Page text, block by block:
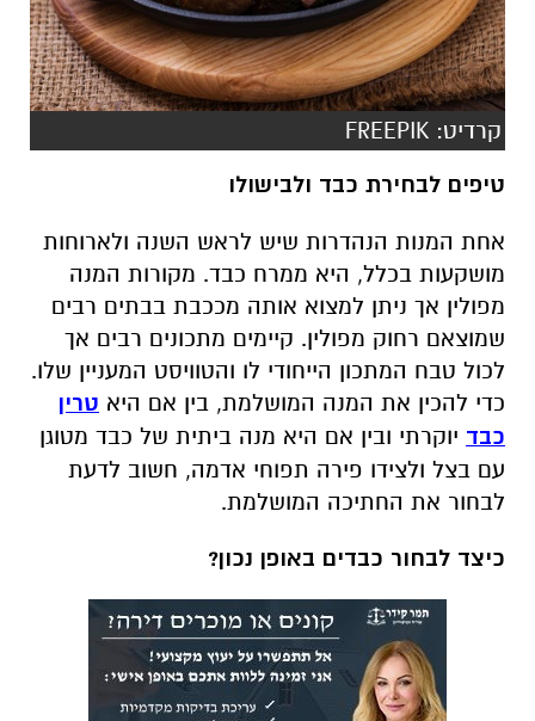
קרדיט: FREEPIK
טיפים לבחירת כבד ולבישולו
אחת המנות הנהדרות שיש לראש השנה ולארוחות
מושקעות בכלל, היא ממרח כבד. מקורות המנה
מפולין אך ניתן למצוא אותה מככבת בבתים רבים
שמוצאם רחוק מפולין. קיימים מתכונים רבים אך
לכול טבח המתכון הייחודי לו והטוויסט המעניין שלו.
כדי להכין את המנה המושלמת, בין אם היא טרין
כבד יוקרתי ובין אם היא מנה ביתית של כבד מטוגן
עם בצל ולצידו פירה תפוחי אדמה, חשוב לדעת
לבחור את החתיכה המושלמת.
כיצד לבחור כבדים באופן נכון?